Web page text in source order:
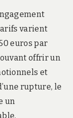
varient
euros par
offrir un
et
rupture, le
un